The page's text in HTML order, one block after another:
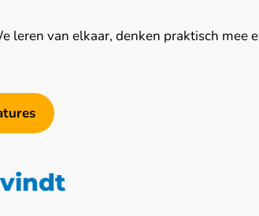
leren van elkaar, denken praktisch mee